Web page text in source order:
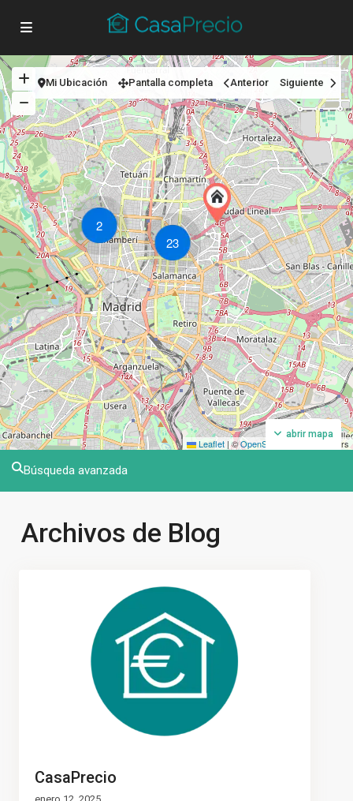
2
23
Leaflet |©OpenStreetMap contributors
abrir mapa
Mi Ubicación Pantalla completa Anterior Siguiente
Búsqueda avanzada
Archivos de Blog
CasaPrecio